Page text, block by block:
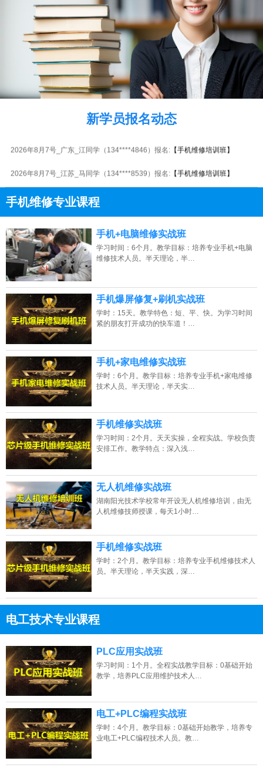
新学员报名动态
2026年8月7号_北京_周同学（135****7207）报名: 【手机维修培训班】
2026年8月7号_福建_杨同学（138****7716）报名: 【手机维修培训班】
2026年8月7号_贵州_江同学（132****3567）报名:【手机维修培训班】
2026年8月7号_四川_陈同学（135****7630）报名:【手机维修培训班】
2026年8月7号_广东_江同学（134****4846）报名: 【手机维修培训班】
2026年8月7号_江苏_马同学（134****8539）报名: 【手机维修培训班】
2026年8月7号_广东_陈同学（132****6212）报名:【手机维修培训班】
2026年8月7号_江苏_代同学（132****8784）报名:【手机维修培训班】
2026年8月7号_北京_朱同学（132****0009）报名:【手机维修培训班】
2026年8月7号_福建_朱同学（182****9627）报名:【手机维修培训班】
2026年8月7号_重庆_潘同学（182****9304）报名: 【手机维修培训班】
手机维修专业课程
点击免费咨询电话：13807313137
手机+电脑维修实战班
学习时间：6个月。教学目标：培养专业手机+电脑
维修技术人员。半天理论，半…
手机爆屏修复+刷机实战班
学时：15天。教学特色：短、平、快。为学习时间
紧的朋友打开成功的快车道！…
手机+家电维修实战班
学时：6个月。教学目标：培养专业手机+家电维修
技术人员。半天理论，半天实…
手机维修实战班
学习时间：2个月。天天实操，全程实战。学校负责
安排工作。教学特点：深入浅…
无人机维修实战班
湖南阳光技术学校常年开设无人机维修培训，由无
人机维修技师授课，每天1小时…
手机维修实战班
学时：2个月。教学目标：培养专业手机维修技术人
员。半天理论，半天实践，深…
电工技术专业课程
点击免费咨询电话： 13807313137
PLC应用实战班
学习时间：1个月。全程实战教学目标：0基础开始
教学，培养PLC应用维护技术人…
电工+PLC编程实战班
学时：4个月。教学目标：0基础开始教学，培养专
业电工+PLC编程技术人员。教…